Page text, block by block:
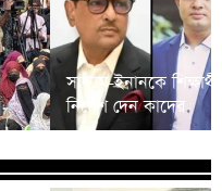
সাদ্দাম-ইনানকে
নির্দেশ দেন কাদের